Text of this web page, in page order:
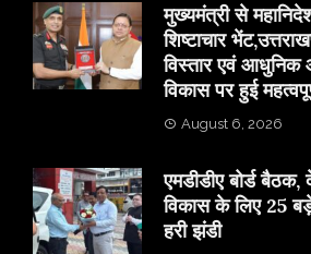
मुख्यमंत्री से
शिष्टाचार
विस्तार एवं
विकास पर हुई
August 6, 2026
एमडीडीए बोर्ड
विकास के लिए 25 बड़े
हरी झंडी